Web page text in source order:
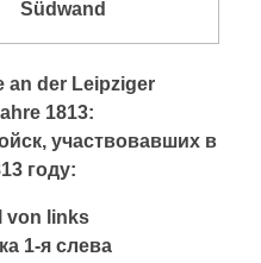
Südwand
an der Leipziger
1813:
участвовавших в
году:
von links
1-я слева